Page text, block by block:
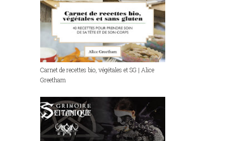
Carnet de recettes bio, végétales et SG | Alice
Greetham